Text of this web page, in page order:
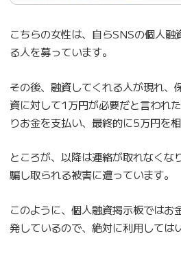
こちらの女性は、自らSNSの個人融
る人を募っています。
その後、融資してくれる人が現れ、
資に対して1万円が必要だと言われ
りお金を支払い、最終的に5万円を
ところが、以降は連絡が取れなくな
騙し取られる被害に遭っています。
このように、個人融資掲示板ではお
発しているので、絶対に利用しては